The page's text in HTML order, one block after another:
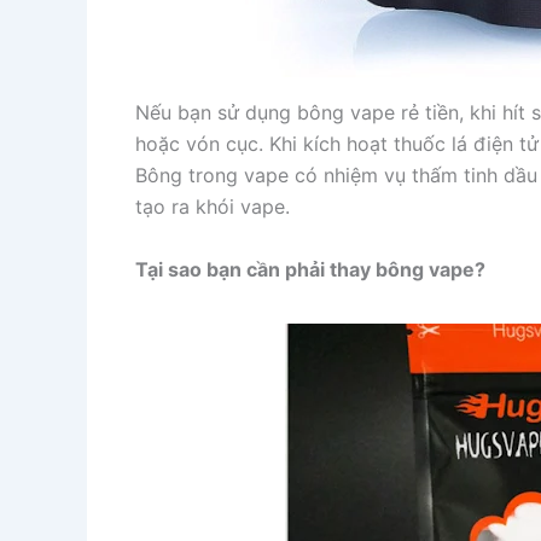
Nếu bạn sử dụng bông vape rẻ tiền, khi
hoặc vón cục. Khi kích hoạt thuốc lá điện
Bông trong vape có nhiệm vụ thấm tinh
tạo ra khói vape.
Tại sao bạn cần phải thay bông vape?